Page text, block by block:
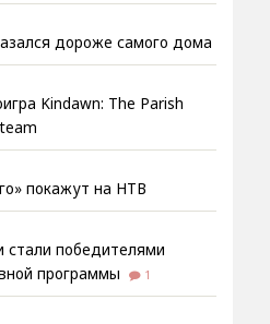
дороже самого дома
Kindawn: The Parish
покажут на НТВ
стали победителями
программы
1